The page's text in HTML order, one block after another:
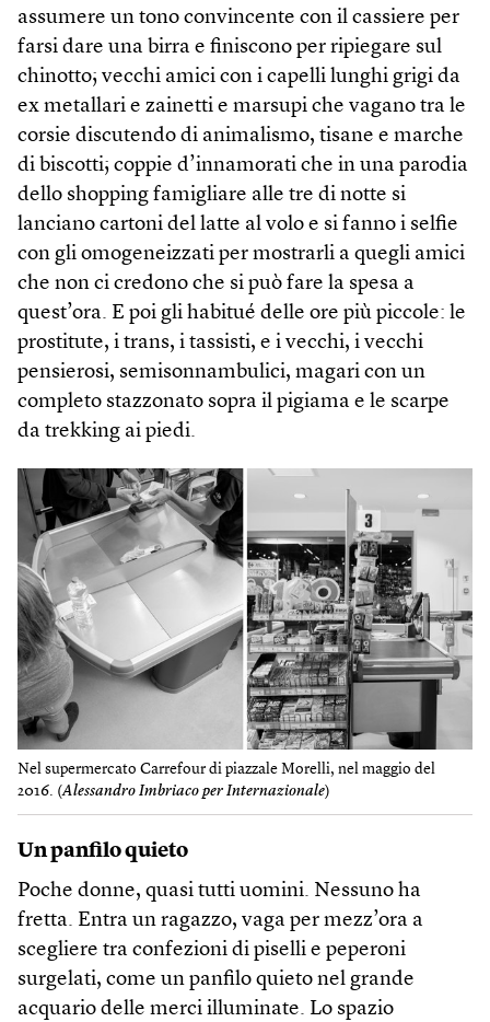
assumere un tono convincente con il cassiere per
farsi dare una birra e finiscono per ripiegare sul
chinotto; vecchi amici con i capelli lunghi grigi da
ex metallari e zainetti e marsupi che vagano tra le
corsie discutendo di animalismo, tisane e marche
di biscotti; coppie d’innamorati che in una parodia
dello shopping famigliare alle tre di notte si
lanciano cartoni del latte al volo e si fanno i selfie
con gli omogeneizzati per mostrarli a quegli amici
che non ci credono che si può fare la spesa a
quest’ora. E poi gli habitué delle ore più piccole: le
prostitute, i trans, i tassisti, e i vecchi, i vecchi
pensierosi, semisonnambulici, magari con un
completo stazzonato sopra il pigiama e le scarpe
da trekking ai piedi.
Nel supermercato Carrefour di piazzale Morelli, nel maggio del
2016. (Alessandro Imbriaco per Internazionale)
Un panfilo quieto
Poche donne, quasi tutti uomini. Nessuno ha
fretta. Entra un ragazzo, vaga per mezz’ora a
scegliere tra confezioni di piselli e peperoni
surgelati, come un panfilo quieto nel grande
acquario delle merci illuminate. Lo spazio